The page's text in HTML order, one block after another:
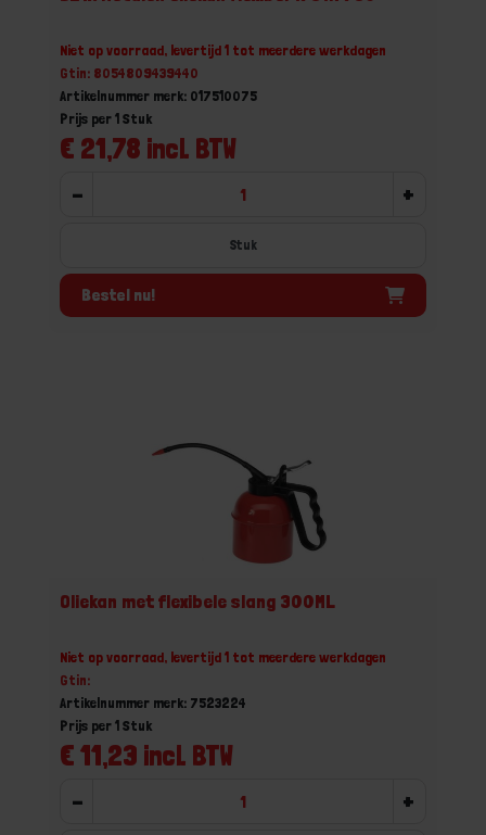
Niet op voorraad, levertijd 1 tot meerdere werkdagen
Gtin: 8054809439440
Artikelnummer merk: 017510075
€ 21,78 incl. BTW
Prijs per 1 Stuk
- +
Stuk
Bestel nu!
Oliekan met flexibele slang 300ML
Niet op voorraad, levertijd 1 tot meerdere werkdagen
Gtin:
Artikelnummer merk: 7523224
€ 11,23 incl. BTW
Prijs per 1 Stuk
- +